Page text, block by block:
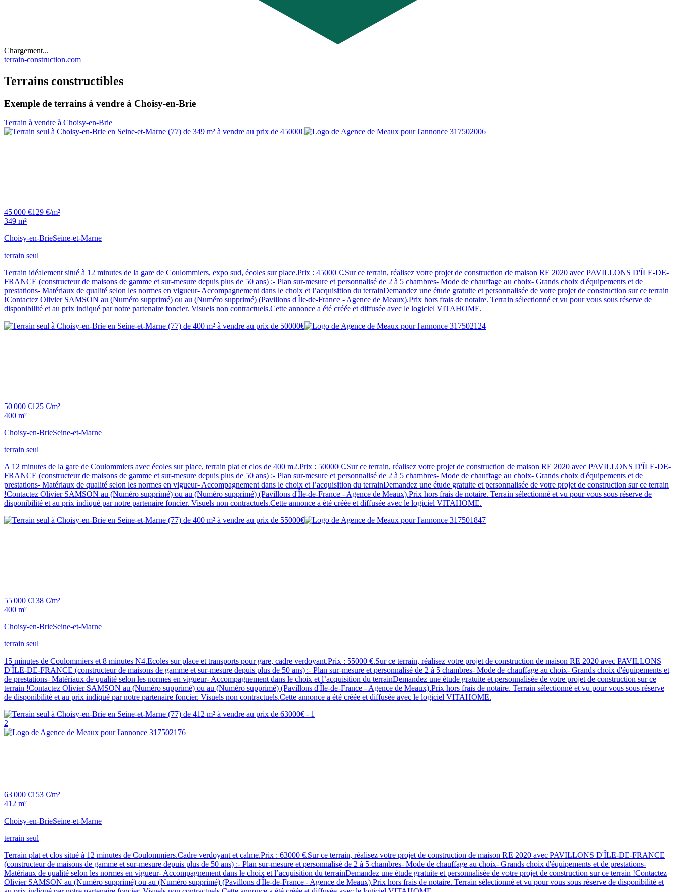
Chargement...
terrain-construction.com
Terrains constructibles
Exemple de terrains à vendre à Choisy-en-Brie
Terrain à vendre à Choisy-en-Brie
45 000 €129 €/m²
349 m²
Choisy-en-BrieSeine-et-Marne
terrain seul
Terrain idéalement situé à 12 minutes de la gare de Coulommiers, expo sud, écoles sur place.Prix : 45000 €.Sur ce terrain, réalisez votre projet de construction de maison RE 2020 avec PAVILLONS D'ÎLE-DE-
FRANCE (constructeur de maisons de gamme et sur-mesure depuis plus de 50 ans) :- Plan sur-mesure et personnalisé de 2 à 5 chambres- Mode de chauffage au choix- Grands choix d'équipements et de
prestations- Matériaux de qualité selon les normes en vigueur- Accompagnement dans le choix et l’acquisition du terrainDemandez une étude gratuite et personnalisée de votre projet de construction sur ce terrain
!Contactez Olivier SAMSON au (Numéro supprimé) ou au (Numéro supprimé) (Pavillons d'Île-de-France - Agence de Meaux).Prix hors frais de notaire. Terrain sélectionné et vu pour vous sous réserve de
disponibilité et au prix indiqué par notre partenaire foncier. Visuels non contractuels.Cette annonce a été créée et diffusée avec le logiciel VITAHOME.
50 000 €125 €/m²
400 m²
Choisy-en-BrieSeine-et-Marne
terrain seul
A 12 minutes de la gare de Coulommiers avec écoles sur place, terrain plat et clos de 400 m2.Prix : 50000 €.Sur ce terrain, réalisez votre projet de construction de maison RE 2020 avec PAVILLONS D'ÎLE-DE-
FRANCE (constructeur de maisons de gamme et sur-mesure depuis plus de 50 ans) :- Plan sur-mesure et personnalisé de 2 à 5 chambres- Mode de chauffage au choix- Grands choix d'équipements et de
prestations- Matériaux de qualité selon les normes en vigueur- Accompagnement dans le choix et l’acquisition du terrainDemandez une étude gratuite et personnalisée de votre projet de construction sur ce terrain
!Contactez Olivier SAMSON au (Numéro supprimé) ou au (Numéro supprimé) (Pavillons d'Île-de-France - Agence de Meaux).Prix hors frais de notaire. Terrain sélectionné et vu pour vous sous réserve de
disponibilité et au prix indiqué par notre partenaire foncier. Visuels non contractuels.Cette annonce a été créée et diffusée avec le logiciel VITAHOME.
55 000 €138 €/m²
400 m²
Choisy-en-BrieSeine-et-Marne
terrain seul
15 minutes de Coulommiers et 8 minutes N4.Ecoles sur place et transports pour gare, cadre verdoyant.Prix : 55000 €.Sur ce terrain, réalisez votre projet de construction de maison RE 2020 avec PAVILLONS
D'ÎLE-DE-FRANCE (constructeur de maisons de gamme et sur-mesure depuis plus de 50 ans) :- Plan sur-mesure et personnalisé de 2 à 5 chambres- Mode de chauffage au choix- Grands choix d'équipements et
de prestations- Matériaux de qualité selon les normes en vigueur- Accompagnement dans le choix et l’acquisition du terrainDemandez une étude gratuite et personnalisée de votre projet de construction sur ce
terrain !Contactez Olivier SAMSON au (Numéro supprimé) ou au (Numéro supprimé) (Pavillons d'Île-de-France - Agence de Meaux).Prix hors frais de notaire. Terrain sélectionné et vu pour vous sous réserve
de disponibilité et au prix indiqué par notre partenaire foncier. Visuels non contractuels.Cette annonce a été créée et diffusée avec le logiciel VITAHOME.
2
63 000 €153 €/m²
412 m²
Choisy-en-BrieSeine-et-Marne
terrain seul
Terrain plat et clos situé à 12 minutes de Coulommiers.Cadre verdoyant et calme.Prix : 63000 €.Sur ce terrain, réalisez votre projet de construction de maison RE 2020 avec PAVILLONS D'ÎLE-DE-FRANCE
(constructeur de maisons de gamme et sur-mesure depuis plus de 50 ans) :- Plan sur-mesure et personnalisé de 2 à 5 chambres- Mode de chauffage au choix- Grands choix d'équipements et de prestations-
Matériaux de qualité selon les normes en vigueur- Accompagnement dans le choix et l’acquisition du terrainDemandez une étude gratuite et personnalisée de votre projet de construction sur ce terrain !Contactez
Olivier SAMSON au (Numéro supprimé) ou au (Numéro supprimé) (Pavillons d'Île-de-France - Agence de Meaux).Prix hors frais de notaire. Terrain sélectionné et vu pour vous sous réserve de disponibilité et